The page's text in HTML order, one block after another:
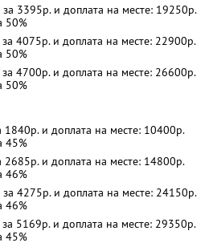
3395р. и доплата на месте: 19250р.
50%
4075р. и доплата на месте: 22900р.
50%
4700р. и доплата на месте: 26600р.
50%
и доплата на месте: 10400р.
45%
и доплата на месте: 14800р.
46%
4275р. и доплата на месте: 24150р.
46%
5169р. и доплата на месте: 29350р.
45%